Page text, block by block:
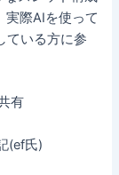
実際AIを使って
ている方に参
有
(ef氏)